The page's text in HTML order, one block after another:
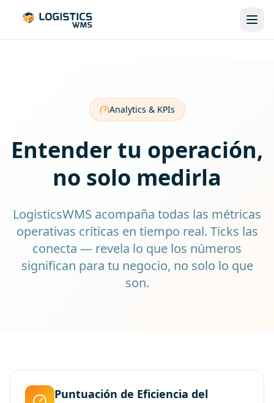
Analytics & KPIs
Entender tu operación,
no solo medirla
LogisticsWMS acompaña todas las métricas
operativas críticas en tiempo real. Ticks las
conecta — revela lo que los números
significan para tu negocio, no solo lo que
son.
Puntuación de Eficiencia del